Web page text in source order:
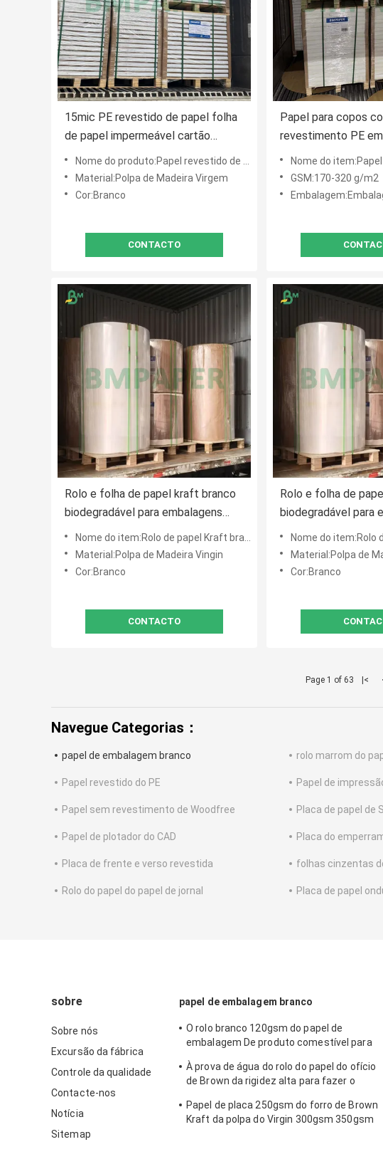
15mic PE revestido de papel folha
de papel impermeável cartão
branco
Nome do produto:Papel revestido de PE branco Kraft Cupstock 15mic
Material:Polpa de Madeira Virgem
Cor:Branco
CONTACTO
Papel para copos
revestimento PE
170-320gsm para
para bebidas frias e
Nome do item:Papel
GSM:170-320 g/m2
Embalagem:Embalagens
Rolo e folha de papel kraft branco
biodegradável para embalagens
alimentares
Nome do item:Rolo de papel Kraft branco biodegradável
Material:Polpa de Madeira Vingin
Cor:Branco
CONTACTO
Rolo e folha de
biodegradável para
alimentares
Nome do item:Rolo de papel
Material:Polpa de
Cor:Branco
Page 1 of 63 |<
Navegue Categorias：
papel de embalagem branco rolo marrom do
Papel revestido do PE Papel de
Papel sem revestimento de Woodfree Placa de papel de
Papel de plotador do CAD Placa do
Placa de frente e verso revestida folhas cinzentas
Rolo do papel do papel de jornal Placa de papel
sobre
Sobre nós
Excursão da fábrica
Controle da qualidade
Contacte-nos
Notícia
Sitemap
papel de embalagem branco
O rolo branco 120gsm do papel de
embalagem De produto comestível para
À prova de água do rolo do papel do ofício
de Brown da rigidez alta para fazer o
Papel de placa 250gsm do forro de Brown
Kraft da polpa do Virgin 300gsm 350gsm